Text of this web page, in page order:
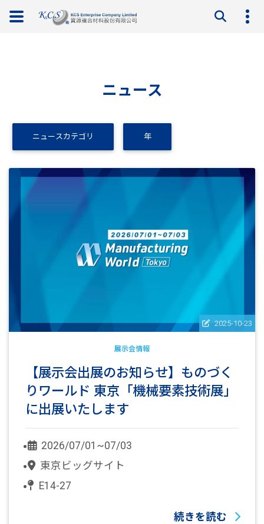
ニュース
ニュースカテゴリ 年
2025-10-23
展示会情報
【展示会出展のお知らせ】ものづく
りワールド 東京「機械要素技術展」
に出展いたします
2026/07/01~07/03
東京ビッグサイト
E14-27
続きを読む